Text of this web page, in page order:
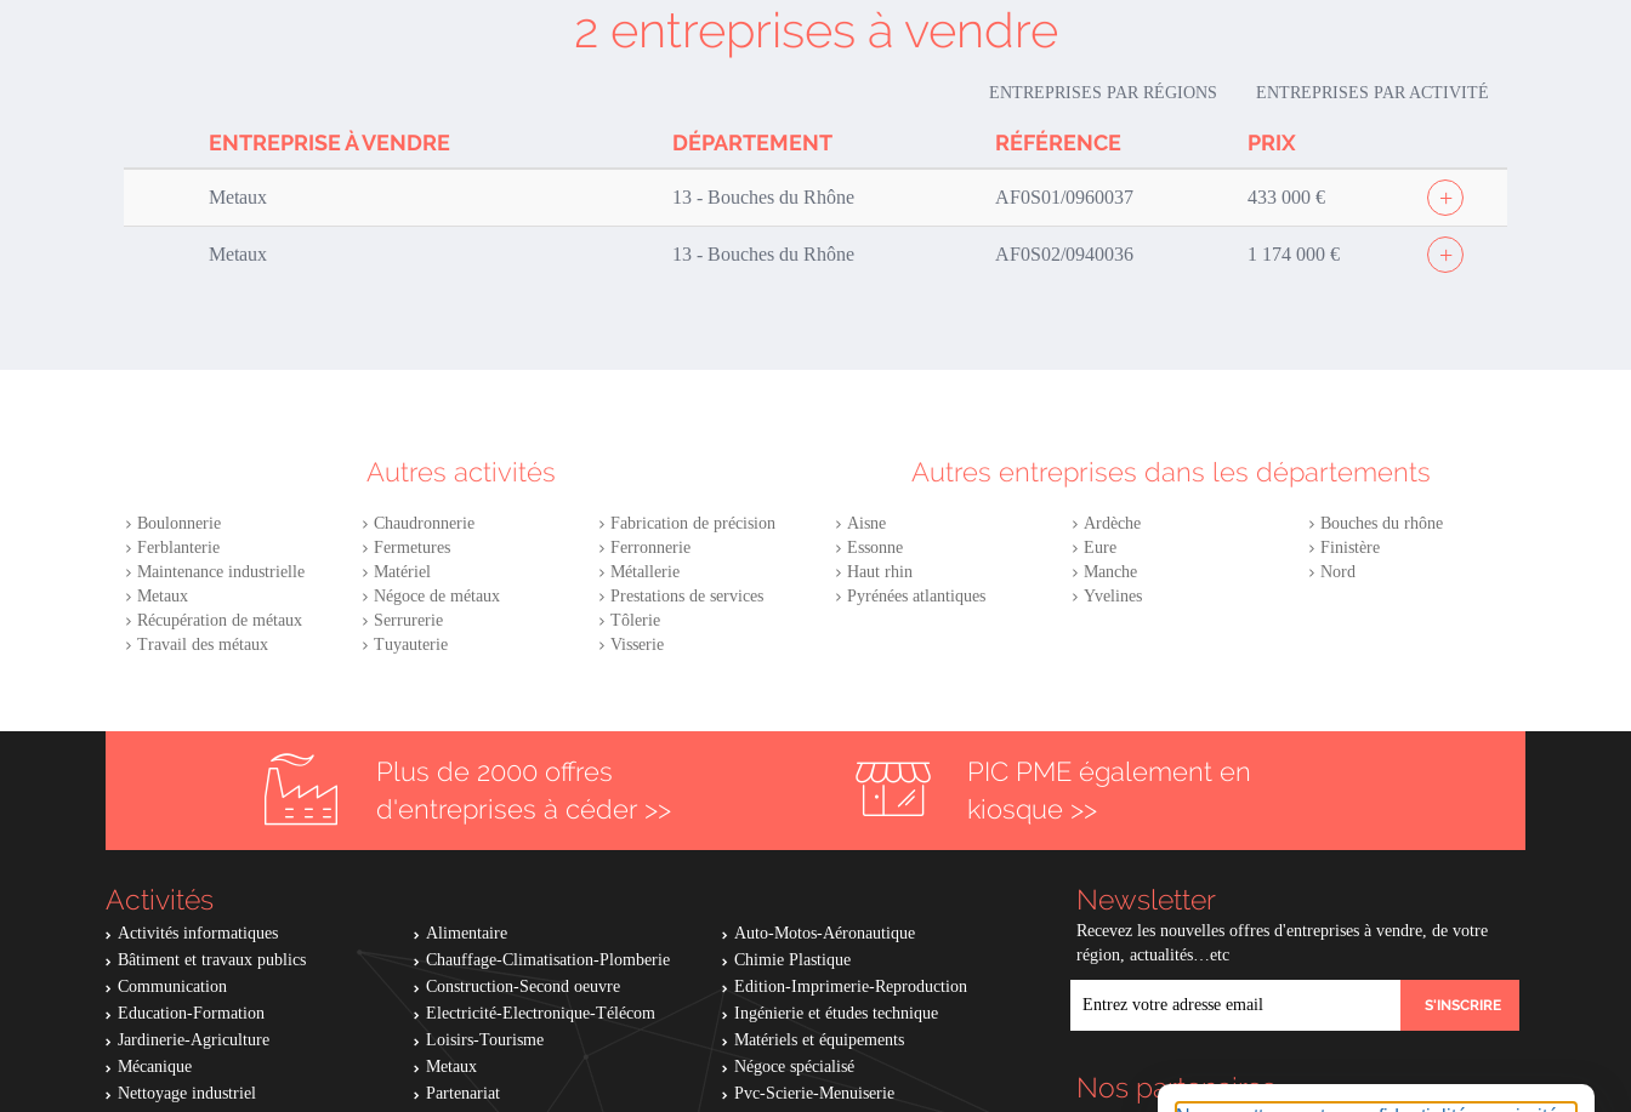
2 entreprises à vendre
ENTREPRISES PAR RÉGIONS ENTREPRISES PAR ACTIVITÉ
ENTREPRISE À VENDRE DÉPARTEMENT RÉFÉRENCE PRIX
Metaux 13 - Bouches du Rhône AF0S01/0960037 433 000 € +
Metaux 13 - Bouches du Rhône AF0S02/0940036 1 174 000 € +
Autres activités
Boulonnerie Chaudronnerie
Fabrication de précision
Ferblanterie
Fermetures
Ferronnerie
Maintenance industrielle
Matériel
Métallerie
Metaux
Négoce de métaux
Prestations de services
Récupération de métaux
Serrurerie
Tôlerie
Travail des métaux
Tuyauterie Visserie
Autres entreprises dans les départements
Aisne Ardèche
Bouches du rhône
Essonne
Eure
Finistère
Haut rhin
Manche
Nord
Pyrénées atlantiques
Yvelines
Plus de 2000 offres
d'entreprises à céder >>
PIC PME également en
kiosque >>
Activités
Activités informatiques Alimentaire
Auto-Motos-Aéronautique
Bâtiment et travaux publics
Chauffage-Climatisation-Plomberie
Chimie Plastique
Communication
Construction-Second oeuvre
Edition-Imprimerie-Reproduction
Education-Formation
Electricité-Electronique-Télécom
Ingénierie et études technique
Jardinerie-Agriculture
Loisirs-Tourisme
Matériels et équipements
Mécanique
Metaux
Négoce spécialisé
Nettoyage industriel
Partenariat
Pvc-Scierie-Menuiserie
Newsletter
Recevez les nouvelles offres d'entreprises à vendre, de votre
région, actualités…etc
Nos partenaires